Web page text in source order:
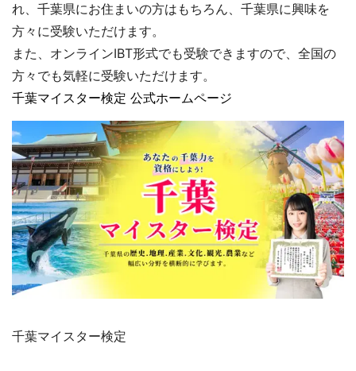
れ、千葉県にお住まいの方はもちろん、千葉県に興味を
方々に受験いただけます。
また、オンラインIBT形式でも受験できますので、全国の
方々でも気軽に受験いただけます。
千葉マイスター検定 公式ホームページ
千葉マイスター検定